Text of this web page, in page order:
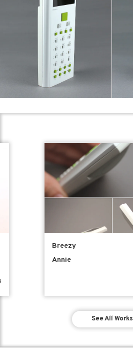
Breezy
Annie
See All Works